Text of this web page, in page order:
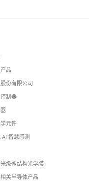
品
份有限公司
制器
元件
智慧感测
级微结构光学膜
关半导体产品